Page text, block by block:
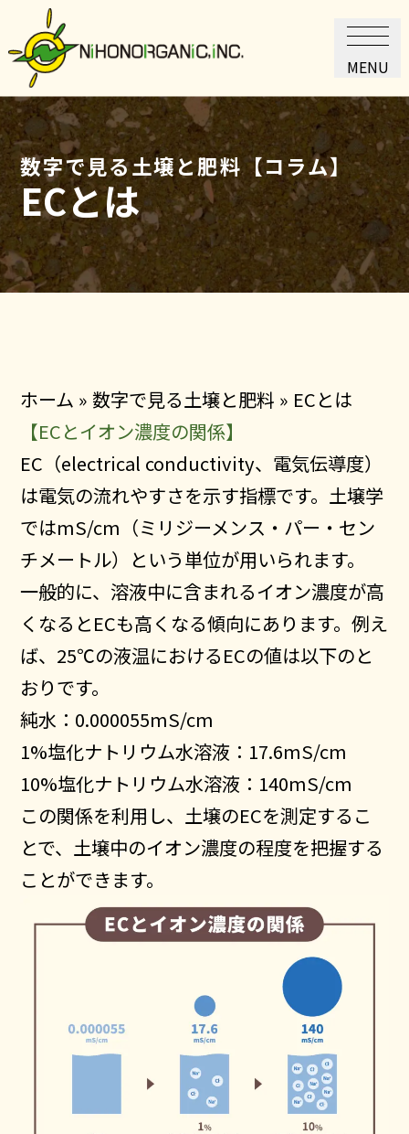
MENU
数字で見る土壌と肥料【コラム】
ECとは
ホーム »数字で見る土壌と肥料 » ECとは
【ECとイオン濃度の関係】
EC（electrical conductivity、電気伝導度）
は電気の流れやすさを示す指標です。土壌学
ではmS/cm（ミリジーメンス・パー・セン
チメートル）という単位が用いられます。
一般的に、溶液中に含まれるイオン濃度が高
くなるとECも高くなる傾向にあります。例え
ば、25℃の液温におけるECの値は以下のと
おりです。
純水：0.000055mS/cm
1%塩化ナトリウム水溶液：17.6mS/cm
10%塩化ナトリウム水溶液：140mS/cm
この関係を利用し、土壌のECを測定するこ
とで、土壌中のイオン濃度の程度を把握する
ことができます。